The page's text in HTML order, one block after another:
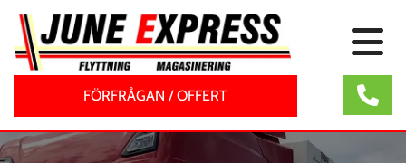
FÖRFRÅGAN / OFFERT